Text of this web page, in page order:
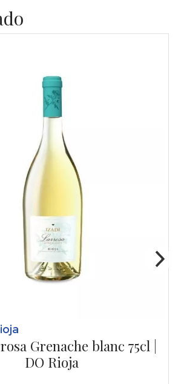
Grenache blanc 75cl |
DO Rioja